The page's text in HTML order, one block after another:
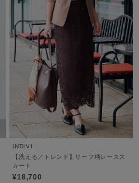
INDIVI
【洗える／トレンド】リーフ柄レースス
カート
¥18,700